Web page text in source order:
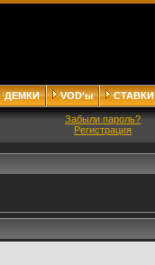
ДЕМКИ VOD'ы СТАВКИ
Забыли пароль?
Регистрация